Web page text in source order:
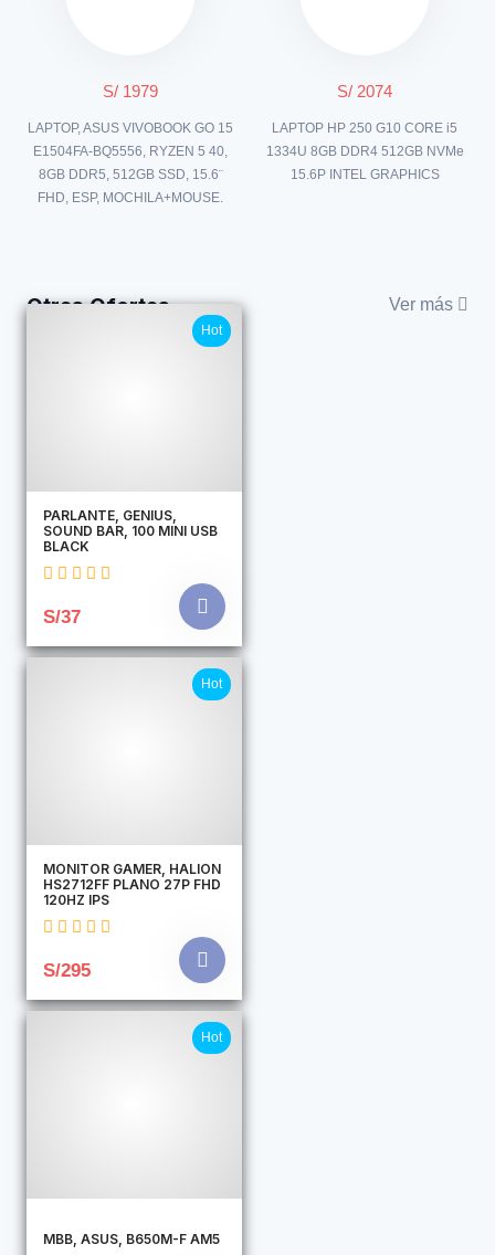
S/ 1979
LAPTOP, ASUS VIVOBOOK GO 15
E1504FA-BQ5556, RYZEN 5 40,
8GB DDR5, 512GB SSD, 15.6¨
FHD, ESP, MOCHILA+MOUSE.
S/ 2074
LAPTOP HP 250 G10 CORE i5
1334U 8GB DDR4 512GB NVMe
15.6P INTEL GRAPHICS
Otras Ofertas Ver más
Hot
PARLANTE, GENIUS,
SOUND BAR, 100 MINI USB
BLACK
S/37
Hot
MONITOR GAMER, HALION
HS2712FF PLANO 27P FHD
120HZ IPS
S/295
Hot
MBB, ASUS, B650M-F AM5